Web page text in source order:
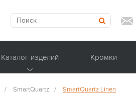
Каталог изделий Кромки
/ SmartQuartz / SmartQuartz Linen